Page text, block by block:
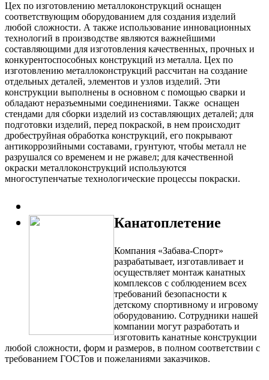
Цех по изготовлению металлоконструкций оснащен
соответствующим оборудованием для создания изделий
любой сложности. А также использование инновационных
технологий в производстве являются важнейшими
составляющими для изготовления качественных, прочных и
конкурентоспособных конструкций из металла. Цех по
изготовлению металлоконструкций рассчитан на создание
отдельных деталей, элементов и узлов изделий. Эти
конструкции выполнены в основном с помощью сварки и
обладают неразъемными соединениями. Также оснащен
стендами для сборки изделий из составляющих деталей; для
подготовки изделий, перед покраской, в нем происходит
дробеструйная обработка конструкций, его покрывают
антикоррозийными составами, грунтуют, чтобы металл не
разрушался со временем и не ржавел; для качественной
окраски металлоконструкций используются
многоступенчатые технологические процессы покраски.
Канатоплетение
Компания «Забава-Спорт»
разрабатывает, изготавливает и
осуществляет монтаж канатных
комплексов с соблюдением всех
требований безопасности к
детскому спортивному и игровому
оборудованию. Сотрудники нашей
компании могут разработать и
изготовить канатные конструкции
любой сложности, форм и размеров, в полном соответствии с
требованием ГОСТов и пожеланиями заказчиков.